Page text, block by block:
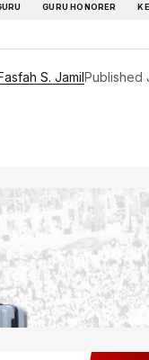
GURU HONORER
S. JamilPublished